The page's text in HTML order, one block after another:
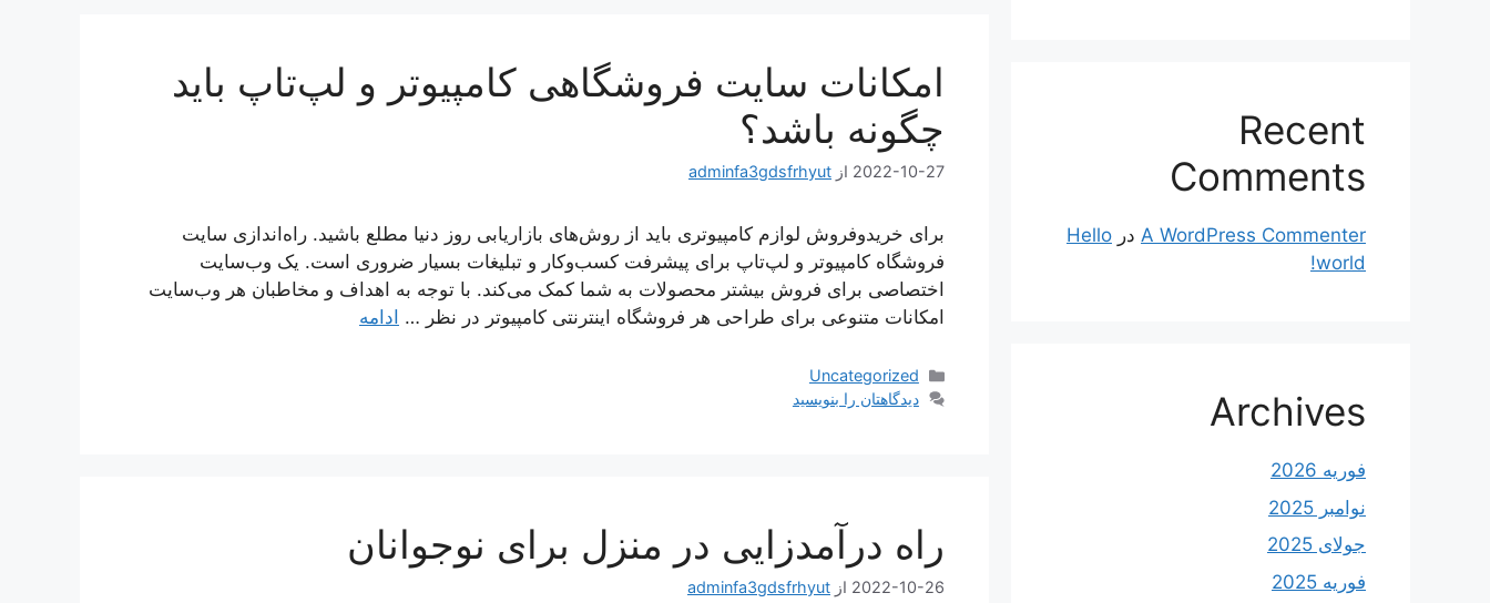
امکانات سایت فروشگاهی کامپیوتر و لپ‌تاپ باید
چگونه باشد؟
2022-10-27 از adminfa3gdsfrhyut
برای خریدوفروش لوازم کامپیوتری باید از روش‌های بازاریابی روز دنیا مطلع باشید. راه‌اندازی سایت
فروشگاه کامپیوتر و لپ‌تاپ برای پیشرفت کسب‌وکار و تبلیغات بسیار ضروری است. یک وب‌سایت
اختصاصی برای فروش بیشتر محصولات به شما کمک می‌کند. با توجه به اهداف و مخاطبان هر وب‌سایت
امکانات متنوعی برای طراحی هر فروشگاه اینترنتی کامپیوتر در نظر … ادامه
دسته‌ها
Uncategorized
دیدگاهتان را بنویسید
راه درآمدزایی در منزل برای نوجوانان
2022-10-26 از adminfa3gdsfrhyut
Recent
Comments
A WordPress Commenter در Hello
world!
Archives
فوریه 2026
نوامبر 2025
جولای 2025
فوریه 2025